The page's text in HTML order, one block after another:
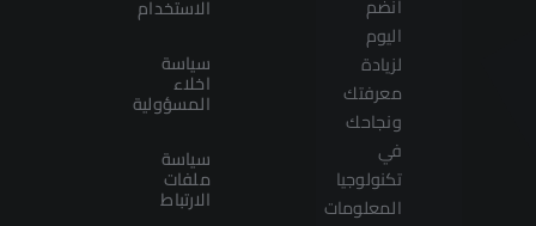
انضم
اليوم
لزيادة
معرفتك
ونجاحك
في
تكنولوجيا
المعلومات
الاستخدام
سياسة
اخلاء
المسؤولية
سياسة
ملفات
الارتباط